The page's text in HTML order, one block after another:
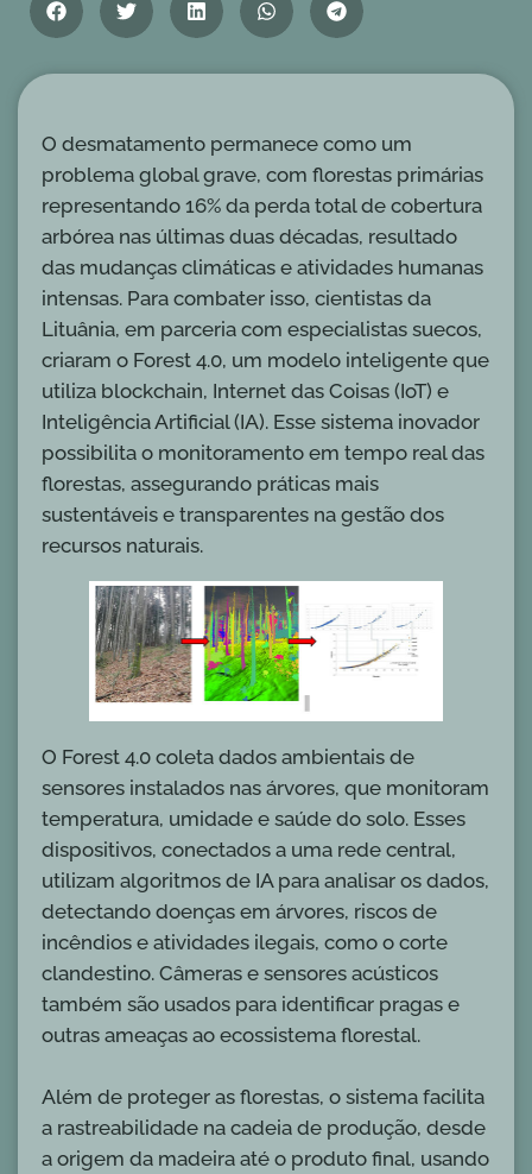
O desmatamento permanece como um
problema global grave, com florestas primárias
representando 16% da perda total de cobertura
arbórea nas últimas duas décadas, resultado
das mudanças climáticas e atividades humanas
intensas. Para combater isso, cientistas da
Lituânia, em parceria com especialistas suecos,
criaram o Forest 4.0, um modelo inteligente que
utiliza blockchain, Internet das Coisas (IoT) e
Inteligência Artificial (IA). Esse sistema inovador
possibilita o monitoramento em tempo real das
florestas, assegurando práticas mais
sustentáveis e transparentes na gestão dos
recursos naturais.
O Forest 4.0 coleta dados ambientais de
sensores instalados nas árvores, que monitoram
temperatura, umidade e saúde do solo. Esses
dispositivos, conectados a uma rede central,
utilizam algoritmos de IA para analisar os dados,
detectando doenças em árvores, riscos de
incêndios e atividades ilegais, como o corte
clandestino. Câmeras e sensores acústicos
também são usados para identificar pragas e
outras ameaças ao ecossistema florestal.
Além de proteger as florestas, o sistema facilita
a rastreabilidade na cadeia de produção, desde
a origem da madeira até o produto final, usando